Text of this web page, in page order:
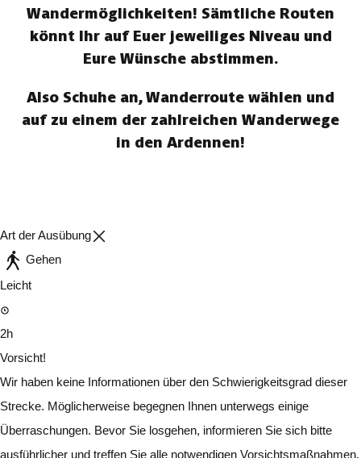
Wandermöglichkeiten! Sämtliche Routen
könnt Ihr auf Euer jeweiliges Niveau und
Eure Wünsche abstimmen.
Also Schuhe an, Wanderroute wählen und
auf zu einem der zahlreichen Wanderwege
in den Ardennen!
Art der Ausübung
Gehen
Leicht
2h
Vorsicht!
Wir haben keine Informationen über den Schwierigkeitsgrad dieser
Strecke. Möglicherweise begegnen Ihnen unterwegs einige
Überraschungen. Bevor Sie losgehen, informieren Sie sich bitte
ausführlicher und treffen Sie alle notwendigen Vorsichtsmaßnahmen.